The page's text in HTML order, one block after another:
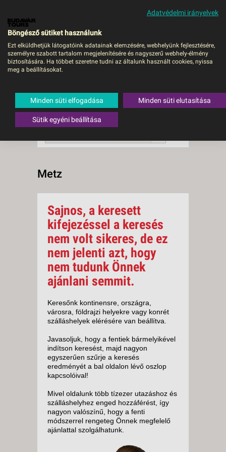
MENÜ
Metz
megfelelő utazásttaláltunk.
A keresővel tovább szűkítheti a
találati listát!
RENDEZÉS:
Metz
Sajnos, a keresett
kifejezéssel a keresés
nem volt sikeres, de ez
nem jelenti azt, hogy
nem tudunk Önnek
ajánlani semmit.
Keresőnk kontinensre, országra,
városra, földrajzi helyekre vagy konrét
szálláshelyek elérésére van beállítva.
Javasoljuk, hogy a fentiek bármelyikével
indítson keresést, majd nagyon
egyszerűen szűrje a keresés
eredményét a bal oldalon lévő oszlop
kapcsolóival!
Mivel oldalunk több tízezer utazáshoz és
szálláshelyhez enged hozzáférést, így
nagyon valószínű, hogy a fenti
módszerrel rengeteg Önnek megfelelő
ajánlattal szolgálhatunk.
Adatvédelmi irányelvek
Böngésző sütiket használunk
Ezt elküldhetjük látogatóink adatainak elemzésére, webhelyünk fejlesztésére,
személyre szabott tartalom megjelenítésére és nagyszerű webhely-élmény
biztosítására. Ha többet szeretne tudni az általunk használt cookies, nyissa
meg a beállításokat.
Minden süti elfogadása Minden süti elutasítása
Sütik egyéni beállítása